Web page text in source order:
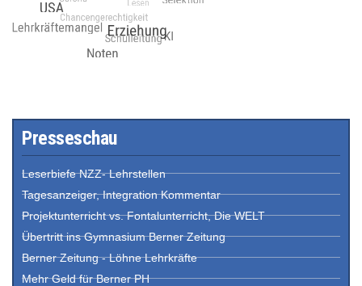
Presseschau
Leserbiefe NZZ- Lehrstellen
Tagesanzeiger, Integration Kommentar
Projektunterricht vs. Fontalunterricht, Die WELT
Übertritt ins Gymnasium Berner Zeitung
Berner Zeitung - Löhne Lehrkräfte
Mehr Geld für Berner PH